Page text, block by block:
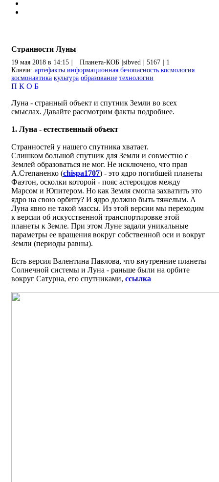
Странности Луны
19 мая 2018 в 14:15 Планета-КОБ sibved 5167
1
Ключи: артефакты информационная безопасность космология
космонавтика культура образование технологии
П К О Б
Луна - странный объект и спутник Земли во всех
смыслах. Давайте рассмотрим факты подробнее.
1. Луна - естественный объект
Странностей у нашего спутника хватает.
Слишком большой спутник для Земли и совместно с
Землей образоваться не мог. Не исключено, что прав
А.Степаненко (chispa1707) - это ядро погибшей планеты
Фаэтон, осколки которой - пояс астероидов между
Марсом и Юпитером. Но как Земля смогла захватить это
ядро на свою орбиту? И ядро должно быть тяжелым. А
Луна явно не такой массы. Из этой версии мы переходим
к версии об искусственной транспортировке этой
планеты к Земле. При этом Луне задали уникальные
параметры ее вращения вокруг собственной оси и вокруг
Земли (периоды равны).
Есть версия Валентина Павлова, что внутренние планеты
Солнечной системы и Луна - раньше были на орбите
вокруг Сатурна, его спутниками, ссылка